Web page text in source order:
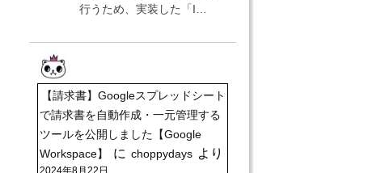
行うため、実装した「I…
【請求書】Googleスプレッドシート
で請求書を自動作成・一元管理する
ツールを公開しました【Google
Workspace】
に choppydays より
2024年8月22日